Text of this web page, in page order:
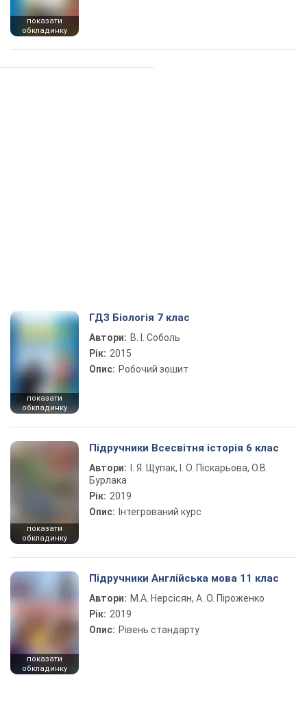
показати
обкладинку
показати
обкладинку
ГДЗ Біологія 7 клас
Автори: В. І. Соболь
Рік: 2015
Опис: Робочий зошит
показати
обкладинку
Підручники Всесвітня історія 6 клас
Автори:
І. Я. Щупак, І. О. Піскарьова, О.В.
Бурлака
Рік: 2019
Опис: Інтегрований курс
показати
обкладинку
Підручники Англійська мова 11 клас
Автори: М.А. Нерсісян, А. О. Піроженко
Рік: 2019
Опис: Рівень стандарту